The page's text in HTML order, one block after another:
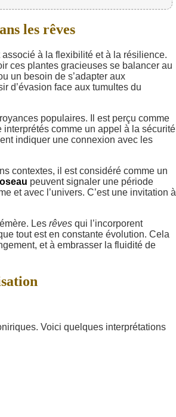
les rêves
à la flexibilité et à la résilience.
ces plantes gracieuses se balancer au
un besoin de s’adapter aux
d’évasion face aux tumultes du
populaires. Il est perçu comme
interprétés comme un appel à la sécurité
indiquer une connexion avec les
contextes, il est considéré comme un
peuvent signaler une période
et avec l’univers. C’est une invitation à
Les rêves qui l’incorporent
tout est en constante évolution. Cela
et à embrasser la fluidité de
Voici quelques interprétations